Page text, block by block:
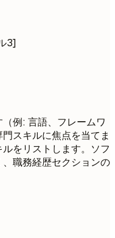
3]
例: 言語、フレームワ
スキルに焦点を当てま
をリストします。ソフ
職務経歴セクションの